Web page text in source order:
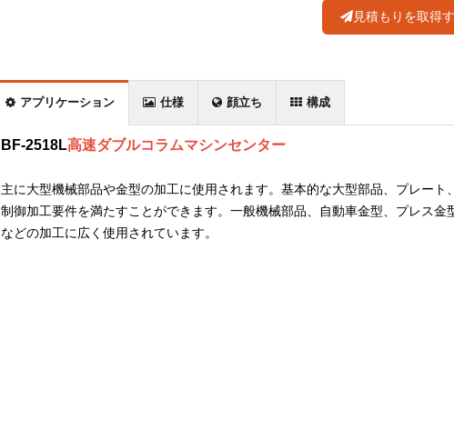
見積もりを取得
アプリケーション 仕様 顔立ち 構成
BF-2518L高速ダブルコラムマシンセンター
主に大型機械部品や金型の加工に使用されます。基本的な大型部品、プレー
制御加工要件を満たすことができます。一般機械部品、自動車金型、プレス
などの加工に広く使用されています。